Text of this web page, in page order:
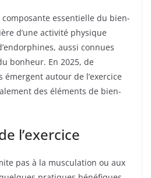
essentielle du bien-
d’une activité physique
aussi connues
bonheur. En 2025, de
émergent autour de l’exercice
des éléments de bien-
l’exercice
pas à la musculation ou aux